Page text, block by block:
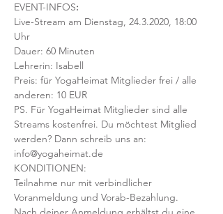
EVENT-INFOS:
Live-Stream am Dienstag, 24.3.2020, 18:00
Uhr
Dauer: 60 Minuten
Lehrerin: Isabell
Preis: für YogaHeimat Mitglieder frei / alle
anderen: 10 EUR
PS. Für YogaHeimat Mitglieder sind alle
Streams kostenfrei. Du möchtest Mitglied
werden? Dann schreib uns an:
info@yogaheimat.de
KONDITIONEN:
Teilnahme nur mit verbindlicher
Voranmeldung und Vorab-Bezahlung.